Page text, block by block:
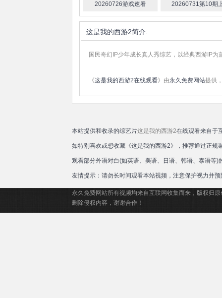
20260726游戏速看 20260731第10期
这是我的西游2简介:
国民奇幻IP少年成长真人秀综艺，以经典西游IP
《这是我的西游2在线观看》由永久免费网站提供
本站提供和收录的综艺片这是我的西游2在线观看来自于
如特别喜欢或想收藏《这是我的西游2》，推荐通过正规
观看部分外语对白(如英语、美语、日语、韩语、泰语等
友情提示：请勿长时间观看本站视频，注意保护视力并预
永久免费网站所有视频均来自互联网收集而来，版权归
删除侵权内容，谢谢合作！